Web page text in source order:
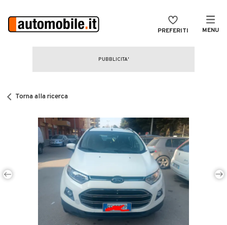
PREFERITI MENU
CERCA
Auto Nuove
Noleggio a lungo termine
Auto d'epoca
Torna alla ricerca